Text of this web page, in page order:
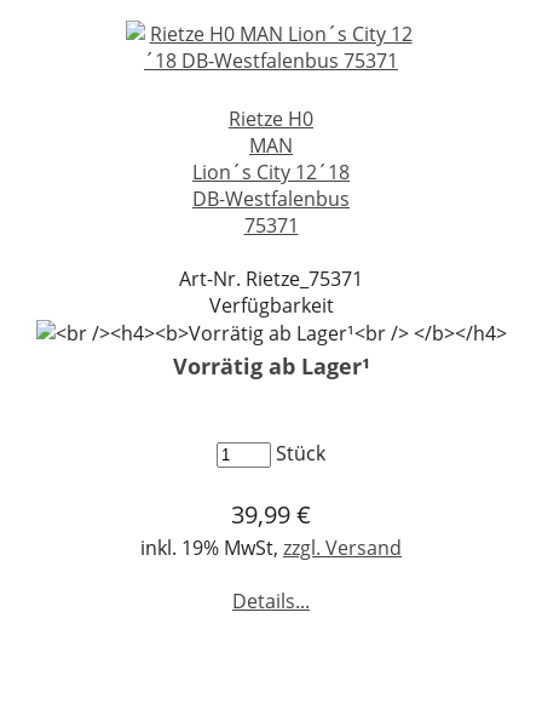
Rietze H0
MAN
Lion´s City 12´18
DB-Westfalenbus
75371
Art-Nr. Rietze_75371
Verfügbarkeit
Vorrätig ab Lager¹
Stück
39,99 €
inkl. 19% MwSt, zzgl. Versand
Details...